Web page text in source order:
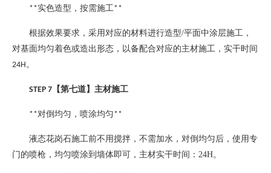
**实色造型，按需施工**
根据效果要求，采用对应的材料进行造型/平面中涂层施工，
对基面均匀着色或造出形态，以备配合对应的主材施工，实干时间
24H。
STEP 7 【第七道】主材施工
**对倒均匀，喷涂均匀**
液态花岗石施工前不用搅拌，不需加水，对倒均匀后，使用专
门的喷枪，均匀喷涂到墙体即可，主材实干时间： 24H。